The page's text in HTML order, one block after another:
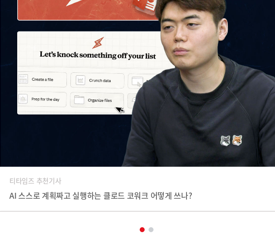
티타임즈 추천기사
AI 스스로 계획짜고 실행하는 클로드 코워크 어떻게 쓰나?